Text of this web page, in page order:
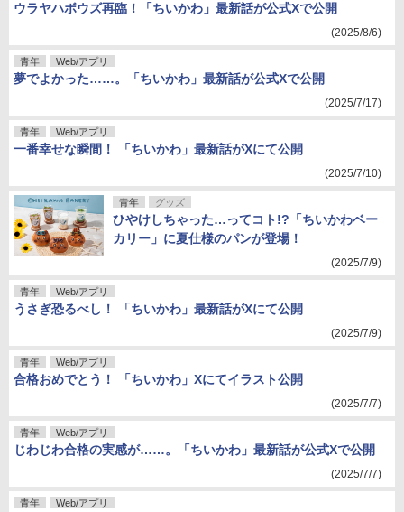
ウラヤハボウズ再臨！「ちいかわ」最新話が公式Xで公開
(2025/8/6)
青年 Web/アプリ
夢でよかった……。「ちいかわ」最新話が公式Xで公開
(2025/7/17)
青年 Web/アプリ
一番幸せな瞬間！ 「ちいかわ」最新話がXにて公開
(2025/7/10)
青年 グッズ
ひやけしちゃった…ってコト!?「ちいかわベー
カリー」に夏仕様のパンが登場！
(2025/7/9)
青年 Web/アプリ
うさぎ恐るべし！ 「ちいかわ」最新話がXにて公開
(2025/7/9)
青年 Web/アプリ
合格おめでとう！ 「ちいかわ」Xにてイラスト公開
(2025/7/7)
青年 Web/アプリ
じわじわ合格の実感が……。「ちいかわ」最新話が公式Xで公開
(2025/7/7)
青年 Web/アプリ